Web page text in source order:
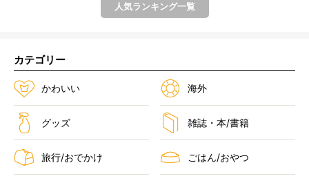
人気ランキング一覧
カテゴリー
かわいい 海外
グッズ 雑誌・本/書籍
旅行/おでかけ ごはん/おやつ